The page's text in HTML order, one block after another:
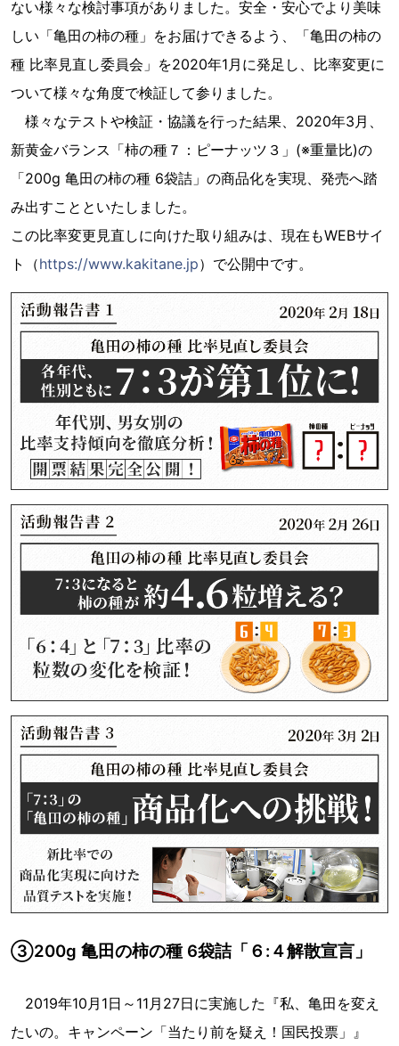
ない様々な検討事項がありました。安全・安心でより美味
しい「亀田の柿の種」をお届けできるよう、「亀田の柿の
種 比率見直し委員会」を2020年1月に発足し、比率変更に
ついて様々な角度で検証して参りました。
様々なテストや検証・協議を行った結果、2020年3月、
新黄金バランス「柿の種７：ピーナッツ３」(※重量比)の
「200g 亀田の柿の種 6袋詰」の商品化を実現、発売へ踏
み出すことといたしました。
この比率変更見直しに向けた取り組みは、現在もWEBサイ
ト（https://www.kakitane.jp）で公開中です。
③200g 亀田の柿の種 6袋詰「６:４解散宣言」
2019年10月1日～11月27日に実施した『私、亀田を変え
たいの。キャンペーン「当たり前を疑え！国民投票」』